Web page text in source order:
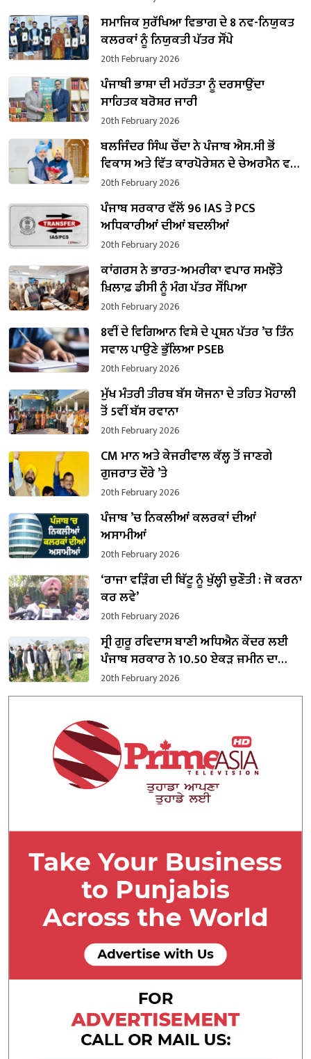
ਸਮਾਜਿਕ ਸੁਰੱਖਿਆ ਵਿਭਾਗ ਦੇ 8 ਨਵ-ਨਿਯੁਕਤ
ਕਲਰਕਾਂ ਨੂੰ ਨਿਯੁਕਤੀ ਪੱਤਰ ਸੌਂਪੇ
20th February 2026
ਪੰਜਾਬੀ ਭਾਸ਼ਾ ਦੀ ਮਹੱਤਤਾ ਨੂੰ ਦਰਸਾਉਂਦਾ
ਸਾਹਿਤਕ ਬਰੋਸ਼ਰ ਜਾਰੀ
20th February 2026
ਬਲਜਿੰਦਰ ਸਿੰਘ ਚੌਂਦਾ ਨੇ ਪੰਜਾਬ ਐਸ.ਸੀ ਭੋਂ
ਵਿਕਾਸ ਅਤੇ ਵਿੱਤ ਕਾਰਪੋਰੇਸ਼ਨ ਦੇ ਚੇਅਰਮੈਨ ਵਜੋਂ
ਸੰਭਾਲਿਆ ਕਾਰਜਭਾਰ
20th February 2026
ਪੰਜਾਬ ਸਰਕਾਰ ਵੱਲੋਂ 96 IAS ਤੇ PCS
ਅਧਿਕਾਰੀਆਂ ਦੀਆਂ ਬਦਲੀਆਂ
20th February 2026
ਕਾਂਗਰਸ ਨੇ ਭਾਰਤ-ਅਮਰੀਕਾ ਵਪਾਰ ਸਮਝੌਤੇ
ਖ਼ਿਲਾਫ਼ ਡੀਸੀ ਨੂੰ ਮੰਗ ਪੱਤਰ ਸੌਂਪਿਆ
20th February 2026
8ਵੀਂ ਦੇ ਵਿਗਿਆਨ ਵਿਸ਼ੇ ਦੇ ਪ੍ਰਸ਼ਨ ਪੱਤਰ ’ਚ ਤਿੰਨ
ਸਵਾਲ ਪਾਉਣੇ ਭੁੱਲਿਆ PSEB
20th February 2026
ਮੁੱਖ ਮੰਤਰੀ ਤੀਰਥ ਬੱਸ ਯੋਜਨਾ ਦੇ ਤਹਿਤ ਮੋਹਾਲੀ
ਤੋਂ 5ਵੀਂ ਬੱਸ ਰਵਾਨਾ
20th February 2026
CM ਮਾਨ ਅਤੇ ਕੇਜਰੀਵਾਲ ਕੱਲ੍ਹ ਤੋਂ ਜਾਣਗੇ
ਗੁਜਰਾਤ ਦੌਰੇ ’ਤੇ
20th February 2026
ਪੰਜਾਬ ’ਚ ਨਿਕਲੀਆਂ ਕਲਰਕਾਂ ਦੀਆਂ
ਅਸਾਮੀਆਂ
20th February 2026
‘ਰਾਜਾ ਵੜਿੰਗ ਦੀ ਬਿੱਟੂ ਨੂੰ ਖੁੱਲ੍ਹੀ ਚੁਣੌਤੀ : ਜੋ ਕਰਨਾ
ਕਰ ਲਵੇ’
20th February 2026
ਸ੍ਰੀ ਗੁਰੂ ਰਵਿਦਾਸ ਬਾਣੀ ਅਧਿਐਨ ਕੇਂਦਰ ਲਈ
ਪੰਜਾਬ ਸਰਕਾਰ ਨੇ 10.50 ਏਕੜ ਜ਼ਮੀਨ ਦਾ
ਕਬਜ਼ਾ ਲਿਆ
20th February 2026